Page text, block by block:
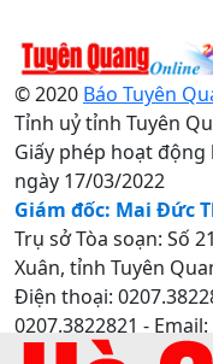
© 2020 Báo Tuyên
Tỉnh uỷ tỉnh Tuyên
Giấy phép hoạt động
ngày 17/03/2022
Giám đốc: Mai Đức
Trụ sở Tòa soạn: Số
Xuân, tỉnh Tuyên
Điện thoại:
0207.3822821 - Email: